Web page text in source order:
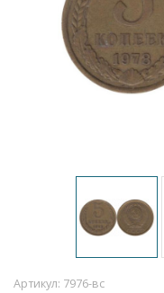
Артикул: 7976-вс